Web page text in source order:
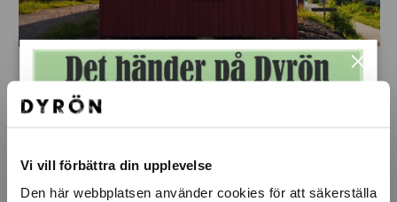
Vi vill förbättra din upplevelse
Den här webbplatsen använder cookies för att säkerställa
EN LEVANDE SKÄRGÅRDSÖ
Trålverket, Linas Brygga, minigolf, ICA-butik och vilda
mufflonfår.
×